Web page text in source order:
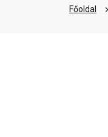
Főoldal